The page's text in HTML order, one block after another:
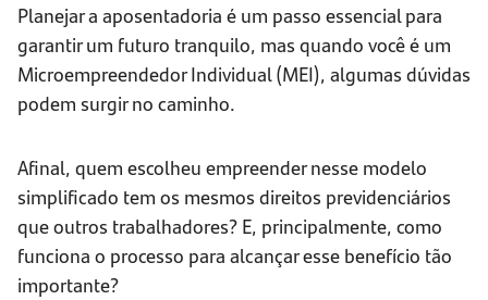
Planejar a aposentadoria é um passo essencial para
garantir um futuro tranquilo, mas quando você é um
Microempreendedor Individual (MEI), algumas dúvidas
podem surgir no caminho.
Afinal, quem escolheu empreender nesse modelo
simplificado tem os mesmos direitos previdenciários
que outros trabalhadores? E, principalmente, como
funciona o processo para alcançar esse benefício tão
importante?